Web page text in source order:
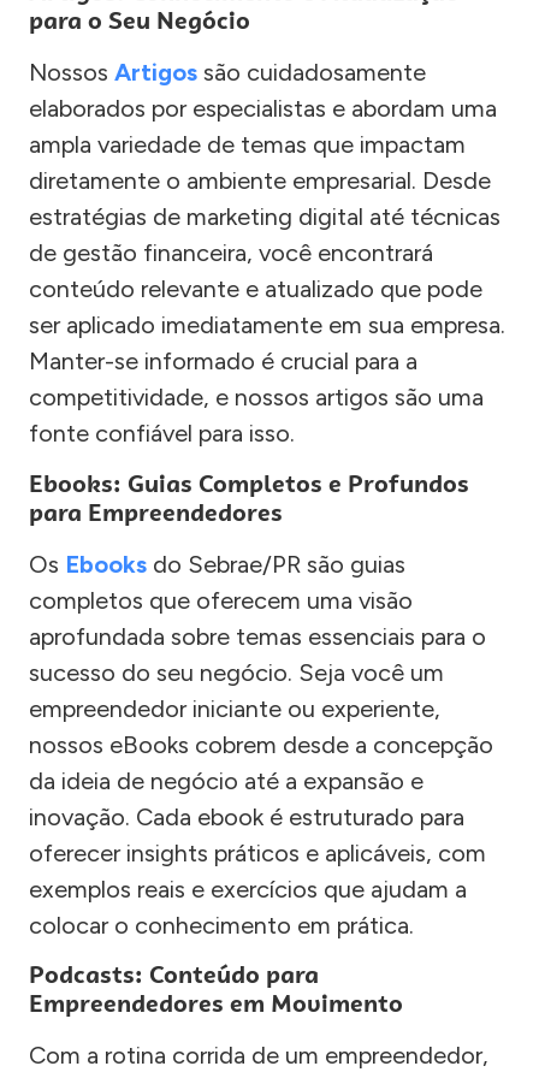
para o Seu Negócio
Nossos Artigos são cuidadosamente
elaborados por especialistas e abordam uma
ampla variedade de temas que impactam
diretamente o ambiente empresarial. Desde
estratégias de marketing digital até técnicas
de gestão financeira, você encontrará
conteúdo relevante e atualizado que pode
ser aplicado imediatamente em sua empresa.
Manter-se informado é crucial para a
competitividade, e nossos artigos são uma
fonte confiável para isso.
Ebooks: Guias Completos e Profundos
para Empreendedores
Os Ebooks do Sebrae/PR são guias
completos que oferecem uma visão
aprofundada sobre temas essenciais para o
sucesso do seu negócio. Seja você um
empreendedor iniciante ou experiente,
nossos eBooks cobrem desde a concepção
da ideia de negócio até a expansão e
inovação. Cada ebook é estruturado para
oferecer insights práticos e aplicáveis, com
exemplos reais e exercícios que ajudam a
colocar o conhecimento em prática.
Podcasts: Conteúdo para
Empreendedores em Movimento
Com a rotina corrida de um empreendedor,